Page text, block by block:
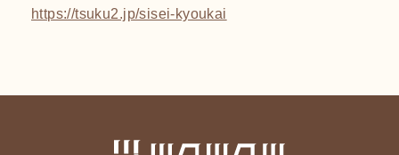
https://tsuku2.jp/sisei-kyoukai